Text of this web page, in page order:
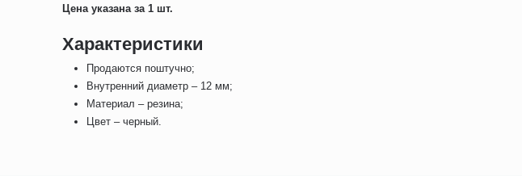
Цена указана за 1 шт.
Характеристики
Продаются поштучно;
Внутренний диаметр – 12 мм;
Материал – резина;
Цвет – черный.